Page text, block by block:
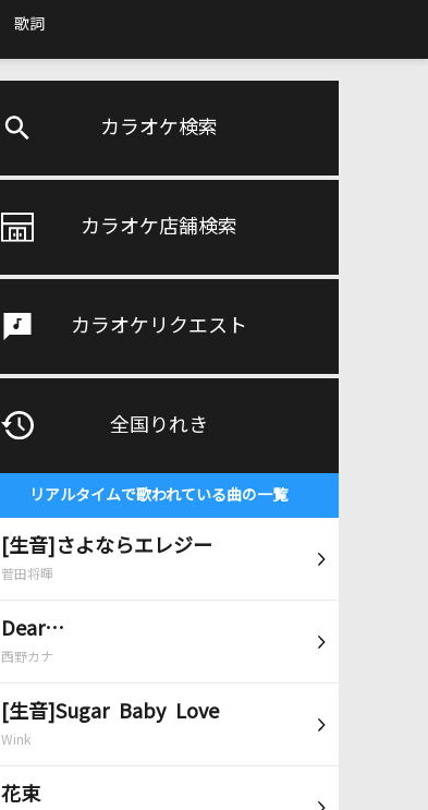
歌詞
カラオケ検索
カラオケ店舗検索
カラオケリクエスト
全国りれき
リアルタイムで歌われている曲の一覧
[生音]さよならエレジー
菅田将暉
Dear…
西野カナ
[生音]Sugar Baby Love
Wink
花束